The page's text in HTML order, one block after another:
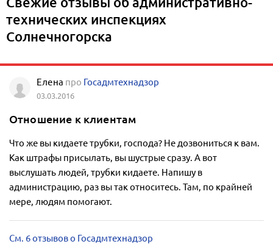
технических инспекциях
Солнечногорска
Елена про Госадмтехнадзор
03.03.2016
Отношение к клиентам
Что же вы кидаете трубки, господа? Не дозвониться к вам.
Как штрафы присылать, вы шустрые сразу. А вот
выслушать людей, трубки кидаете. Напишу в
администрацию, раз вы так относитесь. Там, по крайней
мере, людям помогают.
См. 6 отзывов о Госадмтехнадзор